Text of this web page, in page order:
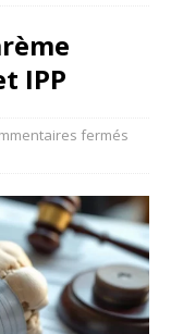
IPP
fermés